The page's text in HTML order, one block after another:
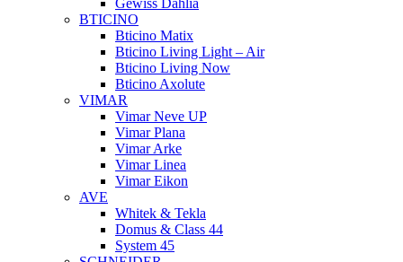
Gewiss Dahlia
BTICINO
Bticino Matix
Bticino Living Light – Air
Bticino Living Now
Bticino Axolute
VIMAR
Vimar Neve UP
Vimar Plana
Vimar Arke
Vimar Linea
Vimar Eikon
AVE
Whitek & Tekla
Domus & Class 44
System 45